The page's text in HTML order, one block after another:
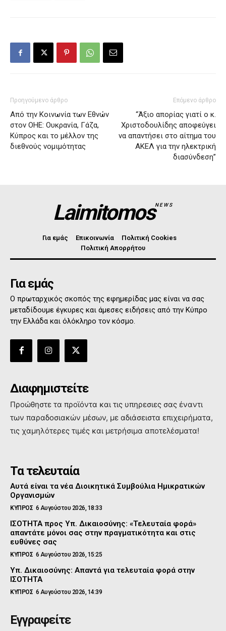
Προηγούμενο άρθρο
Από την Κοινωνία των Εθνών
στον ΟΗΕ: Ουκρανία, Γάζα,
Κύπρος και το μέλλον της
διεθνούς νομιμότητας
Επόμενο άρθρο
“Άξιο απορίας γιατί ο κ.
Χριστοδουλίδης αποφεύγει
να απαντήσει στο αίτημα του
ΑΚΕΛ για την ηλεκτρική
διασύνδεση”
LaimitomosNEWS
Για εμάς Επικοινωνία
Πολιτική Cookies
Πολιτική Απορρήτου
Για εμάς
Ο πρωταρχικός σκοπός της εφημερίδας μας είναι να σας
μεταδίδουμε έγκυρες και άμεσες ειδήσεις από την Κύπρο
την Ελλάδα και όλόκληρο τον κόσμο.
Διαφημιστείτε
Προώθηστε τα προϊόντα και τις υπηρεσιες σας έναντι
των παραδοσιακών μέσων, με αδιάσειστα επιχειρήματα,
τις χαμηλότερες τιμές και μετρήσιμα αποτελέσματα!
Τα τελευταία
Αυτά είναι τα νέα Διοικητικά Συμβούλια Ημικρατικών
Οργανισμών
ΚΥΠΡΟΣ 6 Αυγούστου 2026, 18:33
ΙΣΟΤΗΤΑ προς Υπ. Δικαιοσύνης: «Τελευταία φορά»
απαντάτε μόνοι σας στην πραγματικότητα και στις
ευθύνες σας
ΚΥΠΡΟΣ 6 Αυγούστου 2026, 15:25
Υπ. Δικαιοσύνης: Απαντά για τελευταία φορά στην
ΙΣΟΤΗΤΑ
ΚΥΠΡΟΣ 6 Αυγούστου 2026, 14:39
Εγγραφείτε